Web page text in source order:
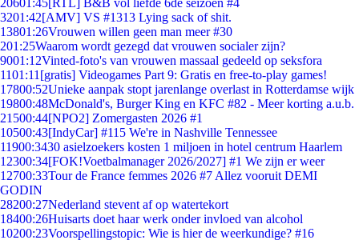
20601:45[RTL] B&B vol liefde 6de seizoen #4
3201:42[AMV] VS #1313 Lying sack of shit.
13801:26Vrouwen willen geen man meer #30
201:25Waarom wordt gezegd dat vrouwen socialer zijn?
9001:12Vinted-foto's van vrouwen massaal gedeeld op seksfora
1101:11 [gratis] Videogames Part 9: Gratis en free-to-play games!
17800:52Unieke aanpak stopt jarenlange overlast in Rotterdamse wijk
19800:48McDonald's, Burger King en KFC #82 - Meer korting a.u.b.
21500:44[NPO2] Zomergasten 2026 #1
10500:43[IndyCar] #115 We're in Nashville Tennessee
11900:3430 asielzoekers kosten 1 miljoen in hotel centrum Haarlem
12300:34[FOK!Voetbalmanager 2026/2027] #1 We zijn er weer
12700:33Tour de France femmes 2026 #7 Allez vooruit DEMI
GODIN
28200:27Nederland stevent af op watertekort
18400:26Huisarts doet haar werk onder invloed van alcohol
10200:23Voorspellingstopic: Wie is hier de weerkundige? #16